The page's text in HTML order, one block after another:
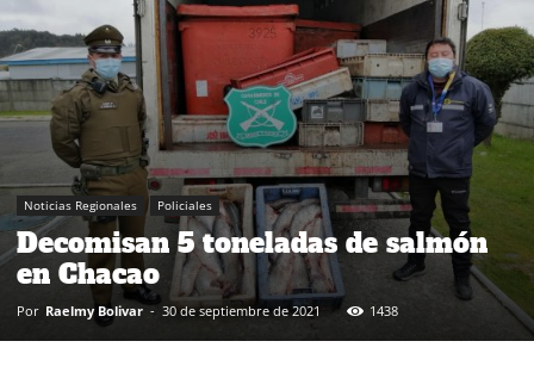
Noticias Regionales Policiales
Decomisan 5 toneladas de salmón
en Chacao
Por Raelmy Bolivar - 30 de septiembre de 2021 1438